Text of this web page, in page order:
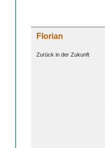
Florian
Zurück in der Zukunft